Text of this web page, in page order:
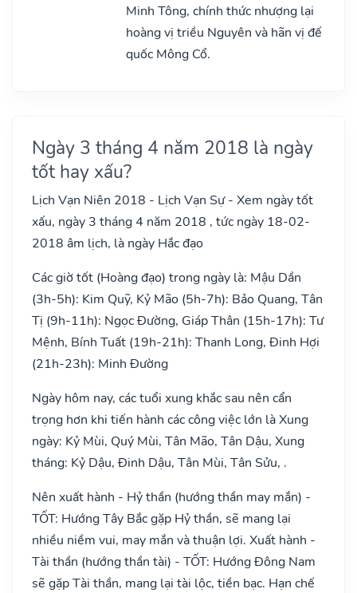
Minh Tông, chính thức nhượng lại
hoàng vị triều Nguyên và hãn vị đế
quốc Mông Cổ.
Ngày 3 tháng 4 năm 2018 là ngày
tốt hay xấu?
Lịch Vạn Niên 2018 - Lịch Vạn Sự - Xem ngày tốt
xấu, ngày 3 tháng 4 năm 2018 , tức ngày 18-02-
2018 âm lịch, là ngày Hắc đạo
Các giờ tốt (Hoàng đạo) trong ngày là: Mậu Dần
(3h-5h): Kim Quỹ, Kỷ Mão (5h-7h): Bảo Quang, Tân
Tị (9h-11h): Ngọc Đường, Giáp Thân (15h-17h): Tư
Mệnh, Bính Tuất (19h-21h): Thanh Long, Đinh Hợi
(21h-23h): Minh Đường
Ngày hôm nay, các tuổi xung khắc sau nên cẩn
trọng hơn khi tiến hành các công việc lớn là Xung
ngày: Kỷ Mùi, Quý Mùi, Tân Mão, Tân Dậu, Xung
tháng: Kỷ Dậu, Đinh Dậu, Tân Mùi, Tân Sửu, .
Nên xuất hành - Hỷ thần (hướng thần may mắn) -
TỐT: Hướng Tây Bắc gặp Hỷ thần, sẽ mang lại
nhiều niềm vui, may mắn và thuận lợi. Xuất hành -
Tài thần (hướng thần tài) - TỐT: Hướng Đông Nam
sẽ gặp Tài thần, mang lại tài lộc, tiền bạc. Hạn chế